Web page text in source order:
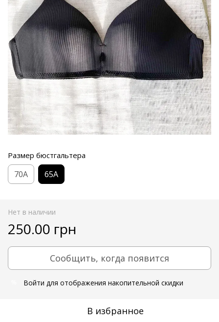
Размер бюстгальтера
70A 65A
Нет в наличии
250.00 грн
Сообщить, когда появится
Войти для отображения накопительной скидки
В избранное